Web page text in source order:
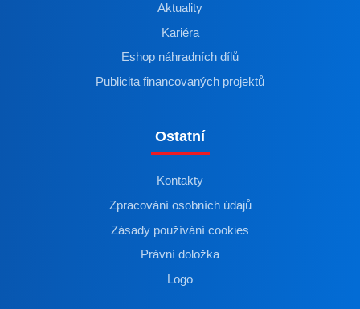
Aktuality
Kariéra
Eshop náhradních dílů
Publicita financovaných projektů
Ostatní
Kontakty
Zpracování osobních údajů
Zásady používání cookies
Právní doložka
Logo